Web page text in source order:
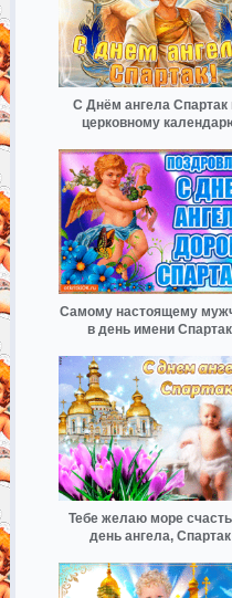
С Днём ангела Спартак
церковному
Самому настоящему
в день имени Спартак
Тебе желаю море
день ангела, Спартак